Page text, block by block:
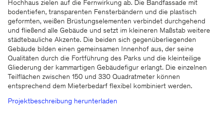
Hochhaus zielen auf die Fernwirkung ab. Die Bandfassade mit
bodentiefen, transparenten Fensterbändern und die plastisch
geformten, weißen Brüstungselementen verbindet durchgehend
und fließend alle Gebäude und setzt im kleineren Maßstab weitere
städtebauliche Akzente. Die beiden sich gegenüberliegenden
Gebäude bilden einen gemeinsamen Innenhof aus, der seine
Qualitäten durch die Fortführung des Parks und die kleinteilige
Gliederung der kammartigen Gebäudefigur erlangt. Die einzelnen
Teilflächen zwischen 150 und 330 Quadratmeter können
entsprechend dem Mieterbedarf flexibel kombiniert werden.
Projektbeschreibung herunterladen